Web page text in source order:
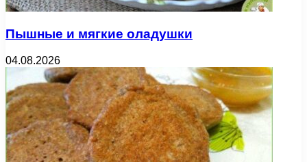
Пышные и мягкие оладушки
04.08.2026